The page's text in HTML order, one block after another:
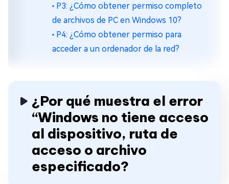
P3: ¿Cómo obtener permiso completo
de archivos de PC en Windows 10?
P4: ¿Cómo obtener permiso para
acceder a un ordenador de la red?
¿Por qué muestra el error
“Windows no tiene acceso
al dispositivo, ruta de
acceso o archivo
especificado?